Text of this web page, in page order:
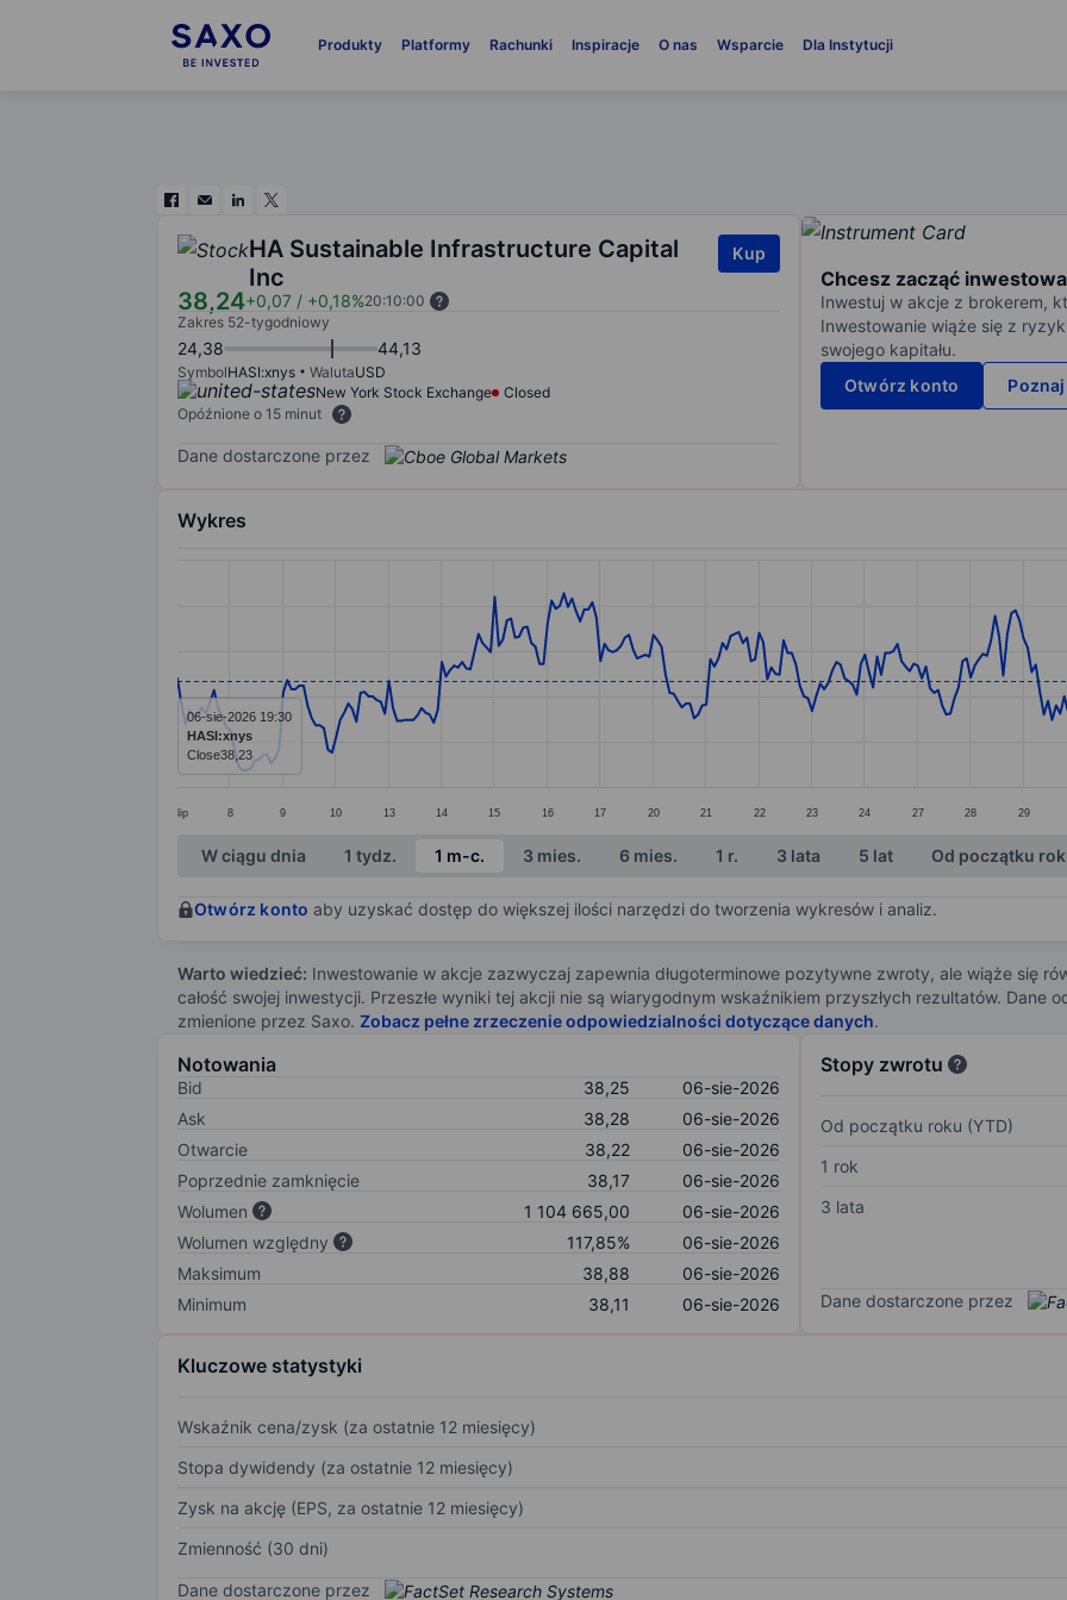
Produkty Platformy Rachunki Inspiracje O nas Wsparcie Dla Instytucji
HA Sustainable Infrastructure Capital
Inc
38,24+0,07 / +0,18%20:10:00
Kup
Zakres 52-tygodniowy
24,38 44,13
SymbolHASI:xnys WalutaUSD
New York Stock Exchange
Closed
Opóźnione o 15 minut
Dane dostarczone przez
Chcesz zacząć
Inwestuj w akcje z brokerem,
Inwestowanie wiąże się z
swojego kapitału.
Otwórz konto
Wykres
The chart has 1 X axis displaying categories.
The chart has 1 Y axis displaying values. Data ranges from 37.18 to 39.18.
lip 8 9 10 13 14 15 16 17 20 21 22 23 24 27 28 29
06-sie-2026 19:30
HASI:xnys
Close38,23
End of interactive chart.
W ciągu dnia 1 tydz. 1 m-c. 3 mies. 6 mies. 1 r. 3 lata 5 lat Od początku
Otwórz konto aby uzyskać dostęp do większej ilości narzędzi do tworzenia wykresów i analiz.
Warto wiedzieć: Inwestowanie w akcje zazwyczaj zapewnia długoterminowe pozytywne zwroty, ale wiąże się
całość swojej inwestycji. Przeszłe wyniki tej akcji nie są wiarygodnym wskaźnikiem przyszłych rezultatów. Dane
zmienione przez Saxo. Zobacz pełne zrzeczenie odpowiedzialności dotyczące danych.
Notowania
Bid 38,25
06-sie-2026
Ask
38,28
06-sie-2026
Otwarcie
38,22
06-sie-2026
Poprzednie zamknięcie
38,17
06-sie-2026
Wolumen
1 104 665,00
06-sie-2026
Wolumen względny
117,85%
06-sie-2026
Maksimum
38,88
06-sie-2026
Minimum
38,11 06-sie-2026
Stopy zwrotu
Od początku roku (YTD)
1 rok
3 lata
Dane dostarczone przez
Kluczowe statystyki
Wskaźnik cena/zysk (za ostatnie 12 miesięcy)
Stopa dywidendy (za ostatnie 12 miesięcy)
Zysk na akcję (EPS, za ostatnie 12 miesięcy)
Zmienność (30 dni)
Dane dostarczone przez